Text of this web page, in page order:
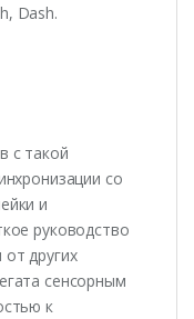
Dash.
с такой
со
и
руководство
других
сенсорным
к